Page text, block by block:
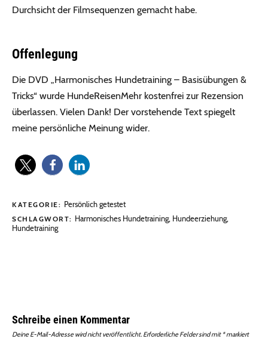
Durchsicht der Filmsequenzen gemacht habe.
Offenlegung
Die DVD „Harmonisches Hundetraining – Basisübungen &
Tricks“ wurde HundeReisenMehr kostenfrei zur Rezension
überlassen. Vielen Dank! Der vorstehende Text spiegelt
meine persönliche Meinung wider.
KATEGORIE: Persönlich getestet
SCHLAGWORT: Harmonisches Hundetraining, Hundeerziehung,
Hundetraining
Schreibe einen Kommentar
Deine E-Mail-Adresse wird nicht veröffentlicht. Erforderliche Felder sind mit *markiert